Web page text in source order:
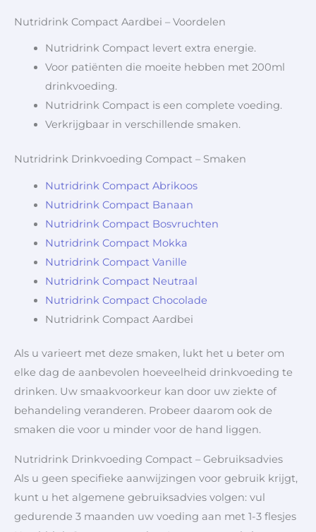
Nutridrink Compact Aardbei – Voordelen
Nutridrink Compact levert extra energie.
Voor patiënten die moeite hebben met 200ml
drinkvoeding.
Nutridrink Compact is een complete voeding.
Verkrijgbaar in verschillende smaken.
Nutridrink Drinkvoeding Compact – Smaken
Nutridrink Compact Abrikoos
Nutridrink Compact Banaan
Nutridrink Compact Bosvruchten
Nutridrink Compact Mokka
Nutridrink Compact Vanille
Nutridrink Compact Neutraal
Nutridrink Compact Chocolade
Nutridrink Compact Aardbei
Als u varieert met deze smaken, lukt het u beter om
elke dag de aanbevolen hoeveelheid drinkvoeding te
drinken. Uw smaakvoorkeur kan door uw ziekte of
behandeling veranderen. Probeer daarom ook de
smaken die voor u minder voor de hand liggen.
Nutridrink Drinkvoeding Compact – Gebruiksadvies
Als u geen specifieke aanwijzingen voor gebruik krijgt,
kunt u het algemene gebruiksadvies volgen: vul
gedurende 3 maanden uw voeding aan met 1-3 flesjes